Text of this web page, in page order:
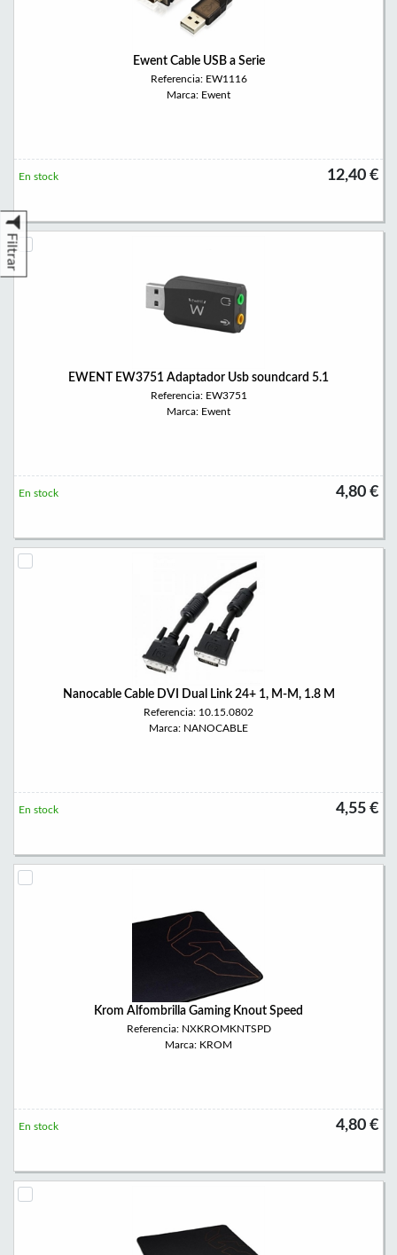
Filtrar
Ewent Cable USB a Serie
Referencia: EW1116
Marca: Ewent
12,40 €
En stock
EWENT EW3751 Adaptador Usb soundcard 5.1
Referencia: EW3751
Marca: Ewent
4,80 €
En stock
Nanocable Cable DVI Dual Link 24+ 1, M-M, 1.8 M
Referencia: 10.15.0802
Marca: NANOCABLE
4,55 €
En stock
Krom Alfombrilla Gaming Knout Speed
Referencia: NXKROMKNTSPD
Marca: KROM
4,80 €
En stock